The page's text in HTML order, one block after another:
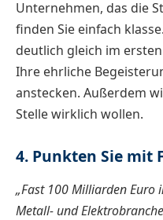
Unternehmen, das die
finden Sie einfach
deutlich gleich im
Ihre ehrliche
anstecken. Außerdem
Stelle wirklich wollen.
4. Punkten Sie mit
„Fast 100 Milliarden Euro
Metall- und